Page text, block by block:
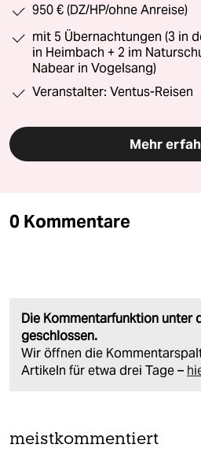
950 € (DZ/HP/ohne Anreise)
mit 5 Übernachtungen (3 in
in Heimbach + 2 im
Nabear in Vogelsang)
Veranstalter: Ventus-Reisen
Mehr
0 Kommentare
Die Kommentarfunktion unter
geschlossen.
Wir öffnen die
Artikeln für etwa drei Tage –
meistkommentiert